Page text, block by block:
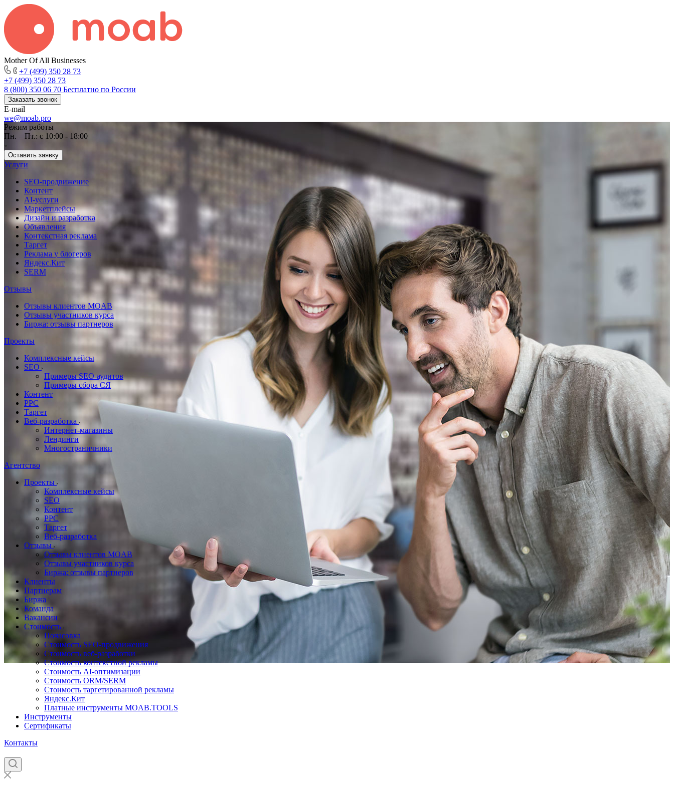
Mother Of All Businesses
+7 (499) 350 28 73
+7 (499) 350 28 73
8 (800) 350 06 70 Бесплатно по России
Заказать звонок
E-mail
we@moab.pro
Режим работы
Пн. – Пт.: с 10:00 - 18:00
Оставить заявку
Услуги
SEO-продвижение
Контент
AI-услуги
Маркетплейсы
Дизайн и разработка
Объявления
Контекстная реклама
Таргет
Реклама у блогеров
Яндекс.Кит
SERM
Отзывы
Отзывы клиентов MOAB
Отзывы участников курса
Биржа: отзывы партнеров
Проекты
Комплексные кейсы
SEO
Примеры SEO-аудитов
Примеры сбора СЯ
Контент
PPC
Таргет
Веб-разработка
Интернет-магазины
Лендинги
Многостраничники
Агентство
Проекты
Комплексные кейсы
SEO
Контент
PPC
Таргет
Веб-разработка
Отзывы
Отзывы клиентов MOAB
Отзывы участников курса
Биржа: отзывы партнеров
Клиенты
Партнерам
Биржа
Команда
Вакансии
Стоимость
Почасовка
Стоимость SEO-продвижения
Стоимость веб-разработки
Стоимость контекстной рекламы
Стоимость AI-оптимизации
Стоимость ORM/SERM
Стоимость таргетированной рекламы
Яндекс.Кит
Платные инструменты MOAB.TOOLS
Инструменты
Сертификаты
Контакты